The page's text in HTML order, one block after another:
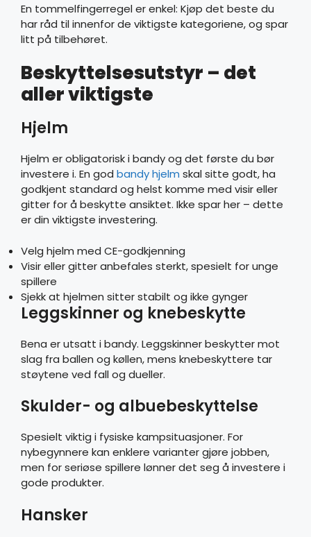
En tommelfingerregel er enkel: Kjøp det beste du
har råd til innenfor de viktigste kategoriene, og spar
litt på tilbehøret.
Beskyttelsesutstyr – det
aller viktigste
Hjelm
Hjelm er obligatorisk i bandy og det første du bør
investere i. En god bandy hjelm skal sitte godt, ha
godkjent standard og helst komme med visir eller
gitter for å beskytte ansiktet. Ikke spar her – dette
er din viktigste investering.
Velg hjelm med CE-godkjenning
Visir eller gitter anbefales sterkt, spesielt for unge
spillere
Sjekk at hjelmen sitter stabilt og ikke gynger
Leggskinner og knebeskytte
Bena er utsatt i bandy. Leggskinner beskytter mot
slag fra ballen og køllen, mens knebeskyttere tar
støytene ved fall og dueller.
Skulder- og albuebeskyttelse
Spesielt viktig i fysiske kampsituasjoner. For
nybegynnere kan enklere varianter gjøre jobben,
men for seriøse spillere lønner det seg å investere i
gode produkter.
Hansker